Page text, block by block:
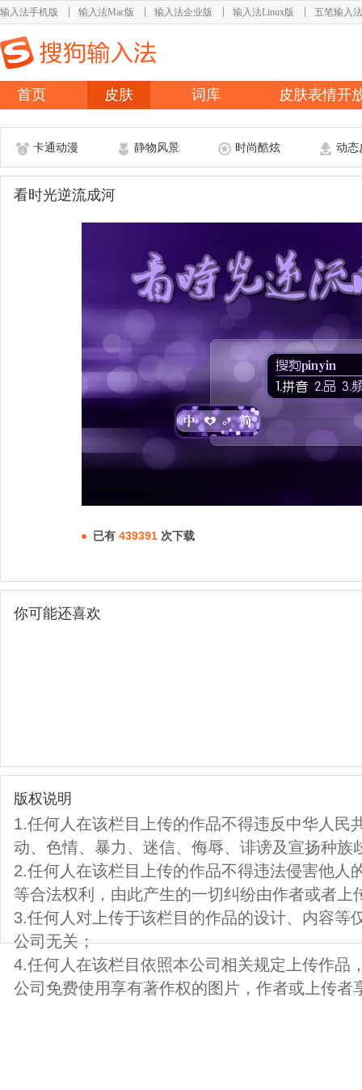
输入法手机版 输入法Mac版 输入法企业版 输入法Linux版 五笔输入法
首页 皮肤 词库 皮肤表情开
卡通动漫 静物风景 时尚酷炫 动态
看时光逆流成河
已有 439391 次下载
你可能还喜欢
版权说明
1.任何人在该栏目上传的作品不得违反中华人民
动、色情、暴力、迷信、侮辱、诽谤及宣扬种族
2.任何人在该栏目上传的作品不得违法侵害他人
等合法权利，由此产生的一切纠纷由作者或者上
3.任何人对上传于该栏目的作品的设计、内容等
公司无关；
4.任何人在该栏目依照本公司相关规定上传作品
公司免费使用享有著作权的图片，作者或上传者